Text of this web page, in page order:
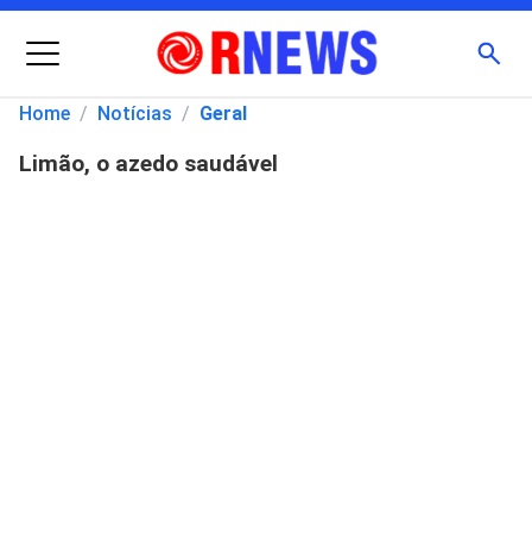
Menu
Pesquisar
Home / Notícias / Geral
Limão, o azedo saudável